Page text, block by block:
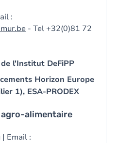
:
- Tel +32(0)81 72
l'Institut DeFiPP
Horizon Europe
1), ESA-PRODEX
alimentaire
Email :